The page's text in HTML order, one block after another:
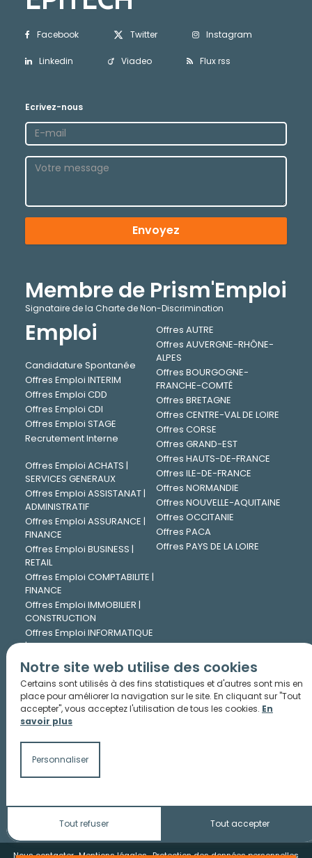
Notre site web utilise des cookies
Certains sont utilisés à des fins statistiques et d'autres sont mis en
place pour améliorer la navigation sur le site. En cliquant sur "Tout
accepter", vous acceptez l'utilisation de tous les cookies. En
savoir plus
Personnaliser
Tout refuser Tout accepter
Facebook Twitter Instagram
Linkedin Viadeo Flux rss
Ecrivez-nous
Envoyez
Membre de Prism'Emploi
Signataire de la Charte de Non-Discrimination
Emploi
Candidature Spontanée
Offres Emploi INTERIM
Offres Emploi CDD
Offres Emploi CDI
Offres Emploi STAGE
Recrutement Interne
Offres Emploi ACHATS |
SERVICES GENERAUX
Offres Emploi ASSISTANAT |
ADMINISTRATIF
Offres Emploi ASSURANCE |
FINANCE
Offres Emploi BUSINESS |
RETAIL
Offres Emploi COMPTABILITE |
FINANCE
Offres Emploi IMMOBILIER |
CONSTRUCTION
Offres Emploi INFORMATIQUE
| DIGITAL
Offres Emploi INGENIERIE |
TECHNIQUE
Offres Emploi JURIDIQUE
Offres Emploi LOGISTIQUE |
TRANSPORT
Offres Emploi MARKETING |
COMMUNICATION
Offres Emploi PHARMA |
Offres AUTRE
Offres AUVERGNE-RHÔNE-
ALPES
Offres BOURGOGNE-
FRANCHE-COMTÉ
Offres BRETAGNE
Offres CENTRE-VAL DE LOIRE
Offres CORSE
Offres GRAND-EST
Offres HAUTS-DE-FRANCE
Offres ILE-DE-FRANCE
Offres NORMANDIE
Offres NOUVELLE-AQUITAINE
Offres OCCITANIE
Offres PACA
Offres PAYS DE LA LOIRE
Nous contacter Mentions légales Protection des données personnelles